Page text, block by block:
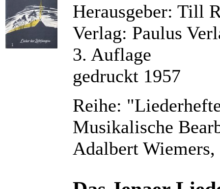
Herausgeber: Till
Verlag: Paulus
3. Auflage
gedruckt 1957
Reihe:
Musikalische
Adalbert